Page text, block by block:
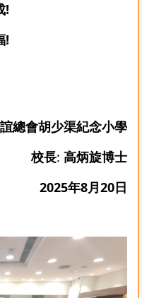
!
!
總會胡少渠紀念小學
校長: 高炳旋博士
2025年8月20日